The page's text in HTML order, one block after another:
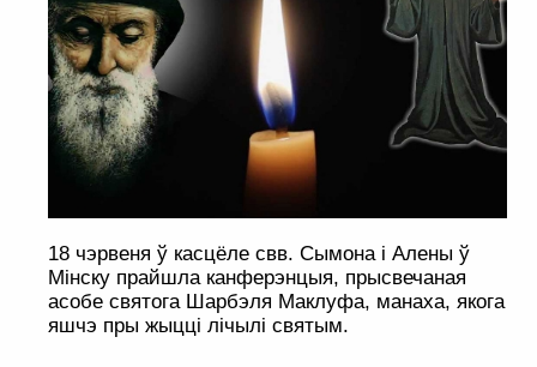
18 чэрвеня ў касцёле свв. Сымона і Алены ў
Мінску прайшла канферэнцыя, прысвечаная
асобе святога Шарбэля Маклуфа, манаха, якога
яшчэ пры жыцці лічылі святым.